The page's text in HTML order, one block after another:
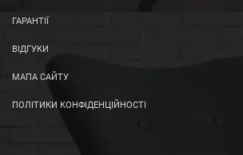
ГАРАНТІЇ
ВІДГУКИ
МАПА САЙТУ
ПОЛІТИКИ КОНФІДЕНЦІЙНОСТІ